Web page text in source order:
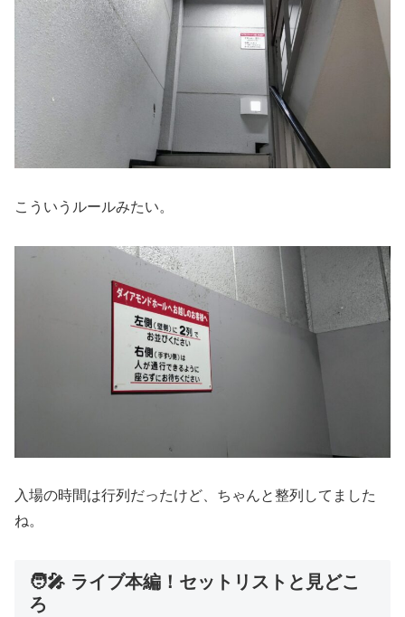
こういうルールみたい。
入場の時間は行列だったけど、ちゃんと整列してました
ね。
🧑‍🎤 ライブ本編！セットリストと見どこ
ろ